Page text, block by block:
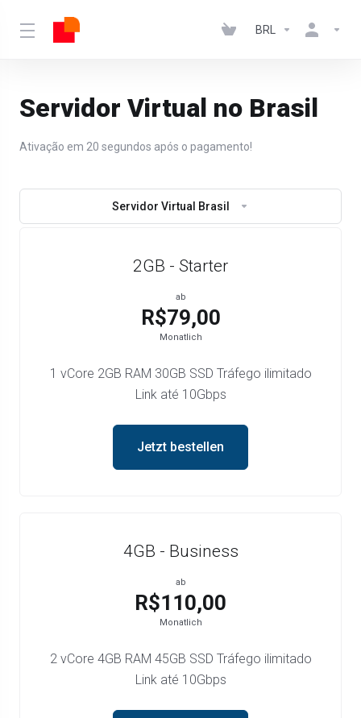
BRL
Servidor Virtual no Brasil
Ativação em 20 segundos após o pagamento!
Servidor Virtual Brasil
2GB - Starter
ab
R$79,00
Monatlich
1 vCore 2GB RAM 30GB SSD Tráfego ilimitado
Link até 10Gbps
Jetzt bestellen
4GB - Business
ab
R$110,00
Monatlich
2 vCore 4GB RAM 45GB SSD Tráfego ilimitado
Link até 10Gbps